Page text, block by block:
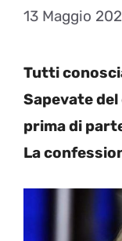
13 Maggio
Tutti
Sapevate
prima di
La